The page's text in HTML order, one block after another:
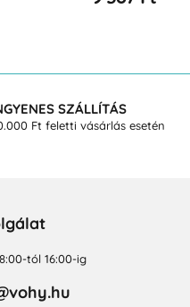
SZÁLLÍTÁS
Ft feletti vásárlás esetén
tól 16:00-ig